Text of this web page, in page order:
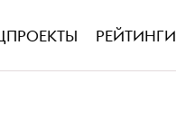
РЕЙТИНГИ